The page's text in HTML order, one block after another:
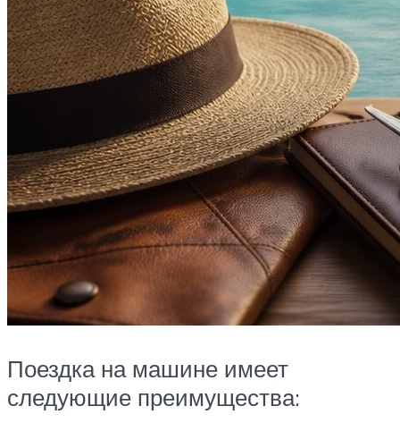
Поездка на машине имеет
следующие преимущества: